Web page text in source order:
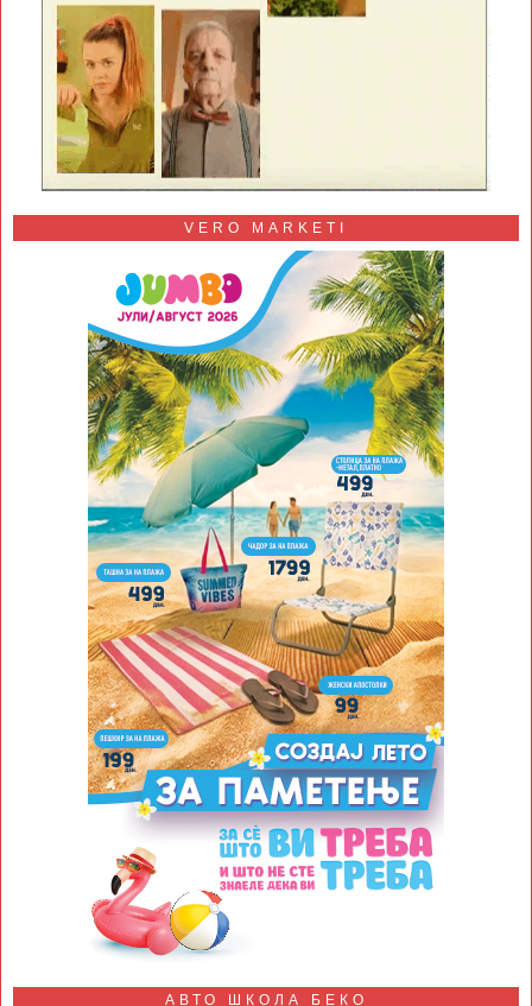
VERO MARKETI
АВТО ШКОЛА БЕКО